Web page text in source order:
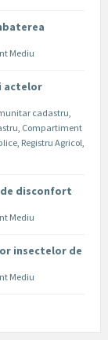
Mediu
actelor
cadastru,
, Compartiment
, Registru Agricol,
disconfort
Mediu
insectelor de
Mediu